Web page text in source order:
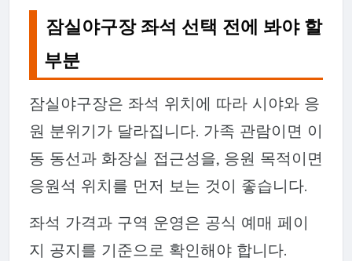
잠실야구장 좌석 선택 전에 봐야 할
부분
잠실야구장은 좌석 위치에 따라 시야와 응
원 분위기가 달라집니다. 가족 관람이면 이
동 동선과 화장실 접근성을, 응원 목적이면
응원석 위치를 먼저 보는 것이 좋습니다.
좌석 가격과 구역 운영은 공식 예매 페이
지 공지를 기준으로 확인해야 합니다.